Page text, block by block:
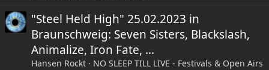
"Steel Held High" 25.02.2023 in
Braunschweig: Seven Sisters, Blackslash,
Animalize, Iron Fate, ...
Hansen Rockt
NO SLEEP TILL LIVE - Festivals & Open Airs